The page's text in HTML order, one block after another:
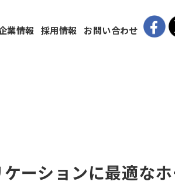
業情報 採用情報 お問い合わせ
ーションに最適な